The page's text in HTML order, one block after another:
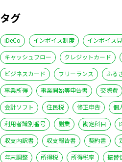
タグ
iDeCo インボイス制度 インボイス
キャッシュフロー
クレジットカード
ビジネスカード
フリーランス ふる
事業所得
事業開始等申告書 交際費
会計ソフト
住民税 修正申告 個
利用者識別番号
副業 勘定科目
収支内訳書
収支報告書 契約書
年末調整
所得税 所得税率 振替